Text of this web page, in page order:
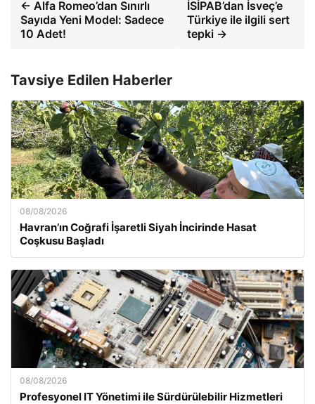
← Alfa Romeo’dan Sınırlı
Sayıda Yeni Model: Sadece
10 Adet!
İSİPAB’dan İsveç’e
Türkiye ile ilgili sert
tepki →
Tavsiye Edilen Haberler
08/08/2026
Havran’ın Coğrafi İşaretli Siyah İncirinde Hasat
Coşkusu Başladı
08/08/2026
Profesyonel IT Yönetimi ile Sürdürülebilir Hizmetleri